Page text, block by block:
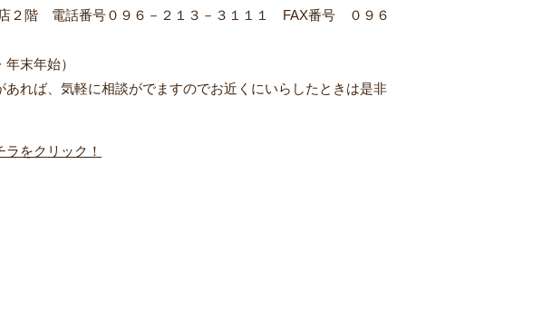
店２階 電話番号０９６－２１３－３１１１ FAX番号 ０９６
年始）
れば、気軽に相談がでますのでお近くにいらしたときは是非
をクリック！